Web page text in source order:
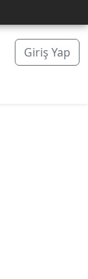
Giriş Yap